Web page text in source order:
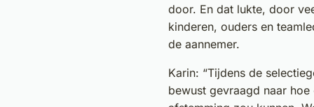
door. En dat lukte, door
kinderen, ouders en
de aannemer.
Karin: “Tijdens de
bewust gevraagd naar